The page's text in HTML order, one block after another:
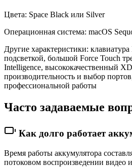
Цвета: Space Black или Silver
Операционная система: macOS
Другие характеристики:
подсветкой, большой Force Touch
Intelligence, высококачественный
производительность и выбор
профессиональной работы
Часто задаваемые
Как долго работает
Время работы аккумулятора
потоковом воспроизведении видео